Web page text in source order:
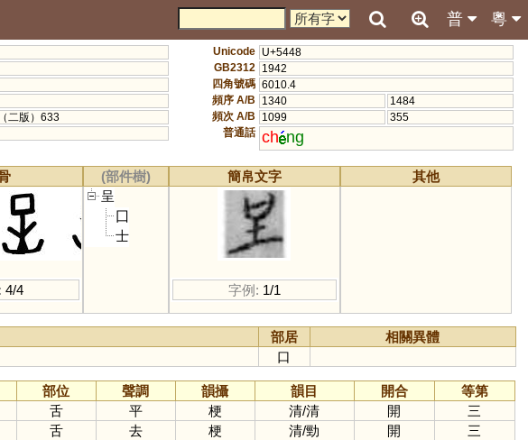
粵
普
二版）633
Unicode U+5448
GB2312
1942
四角號碼 6010.4
頻序 A/B
1340
1484
頻次 A/B
1099
355
普通話 ch ng
4/4
(部件樹)
呈
囗
士
簡帛文字
字例: 1/1
其他
部居
相關異體
口
部位 聲調 韻攝 韻目 開合
等第
舌 平 梗 清/清 開
三
舌 去 梗 清/勁 開 三